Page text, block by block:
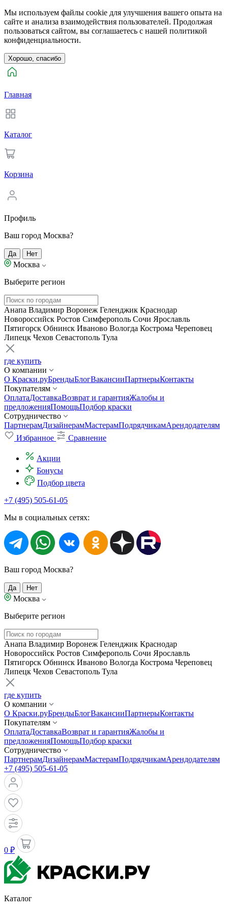
Мы используем файлы cookie для улучшения вашего опыта на
сайте и анализа взаимодействия пользователей. Продолжая
пользоваться сайтом, вы соглашаетесь с нашей политикой
конфиденциальности.
Хорошо, спасибо
Главная
Каталог
Корзина
Профиль
Ваш город Москва?
Да Нет
Москва
Выберите регион
Анапа Владимир Воронеж Геленджик Краснодар
Новороссийск Ростов Симферополь Сочи Ярославль
Пятигорск Обнинск Иваново Вологда Кострома Череповец
Липецк Чехов Севастополь Тула
где купить
О компании
О Краски.руБрендыБлогВакансииПартнерыКонтакты
Покупателям
ОплатаДоставкаВозврат и гарантияЖалобы и
предложенияПомощьПодбор краски
Сотрудничество
ПартнерамДизайнерамМастерамПодрядчикамАрендодателям
Избранное
Сравнение
Акции
Бонусы
Подбор цвета
+7 (495) 505-61-05
Мы в социальных сетях:
Ваш город Москва?
Да Нет
Москва
Выберите регион
Анапа Владимир Воронеж Геленджик Краснодар
Новороссийск Ростов Симферополь Сочи Ярославль
Пятигорск Обнинск Иваново Вологда Кострома Череповец
Липецк Чехов Севастополь Тула
где купить
О компании
О Краски.руБрендыБлогВакансииПартнерыКонтакты
Покупателям
ОплатаДоставкаВозврат и гарантияЖалобы и
предложенияПомощьПодбор краски
Сотрудничество
ПартнерамДизайнерамМастерамПодрядчикамАрендодателям
+7 (495) 505-61-05
0 ₽
Каталог